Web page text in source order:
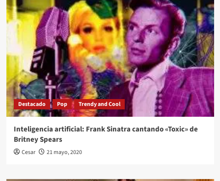
Destacado Pop Trendy and Cool
Inteligencia artificial: Frank Sinatra cantando «Toxic» de
Britney Spears
Cesar 21 mayo, 2020